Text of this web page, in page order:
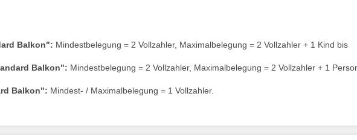
Balkon": Mindestbelegung = 2 Vollzahler, Maximalbelegung = 2 Vollzahler + 1 Kind bis
Balkon": Mindestbelegung = 2 Vollzahler, Maximalbelegung = 2 Vollzahler + 1
Balkon": Mindest- / Maximalbelegung = 1 Vollzahler.